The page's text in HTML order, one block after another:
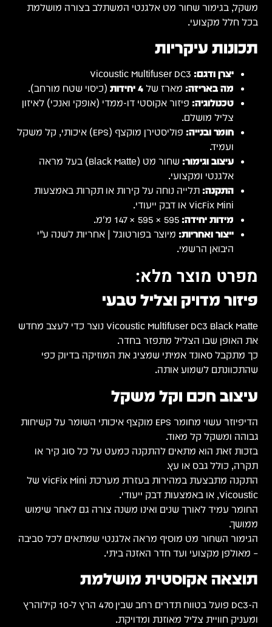
משקל, בגימור שחור מט אלגנטי המשתלב בצורה מושלמת
בכל חלל מקצועי.
תכונות עיקריות
יצרן ודגם:
מה באריזה: מארז של4 יחידות
(כיסוי שטח מורחב).
טכנולוגיה: פיזור אקוסטי דו-ממדי (אופקי ואנכי) לאיזון
צליל מושלם.
חומר ובנייה:
פוליסטירן מוקצף (EPS) איכותי, קל משקל
ועמיד.
עיצוב וגימור:
שחור מט (Black Matte) בעל מראה
אלגנטי ומקצועי.
התקנה: תלייה נוחה על קירות או תקרות באמצעות
VicFix Mini או דבק ייעודי.
מידות יחידה: 595 × 595 × 147 מ״מ.
ייצור ואחריות: מיוצר בפורטוגל | אחריות לשנה ע"י
היבואן הרשמי.
מפרט מוצר מלא:
פיזור מדויק וצליל טבעי
Vicoustic Multifuser DC3 Black Matte נוצר כדי לעצב מחדש
את האופן שבו הצליל מתפזר בחדר.
כך מתקבל סאונד אמיתי שמציג את המוזיקה בדיוק כפי
שהתכוונתם לשמוע אותה.
עיצוב חכם וקל משקל
הדיפיוזר עשוי מחומר EPS מוקצף איכותי השומר על קשיחות
גבוהה ומשקל קל מאוד.
בזכות זאת הוא מתאים להתקנה כמעט על כל סוג קיר או
תקרה, כולל גבס או עץ.
התקנה מתבצעת במהירות בעזרת מערכת VicFix Mini של
Vicoustic, או באמצעות דבק ייעודי.
החומר עמיד לאורך שנים ואינו משנה צורה גם לאחר שימוש
ממושך.
הגימור השחור מט מוסיף מראה אלגנטי שמתאים לכל סביבה
– מאולפן מקצועי ועד חדר האזנה ביתי.
תוצאה אקוסטית מושלמת
ה-DC3 פועל בטווח תדרים רחב שבין 470 הרץ ל-10 קילוהרץ
ומעניק חוויית צליל מאוזנת ומדויקת.